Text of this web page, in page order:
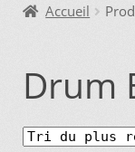
Cliquer sur la
recherche
Accueil
Drum